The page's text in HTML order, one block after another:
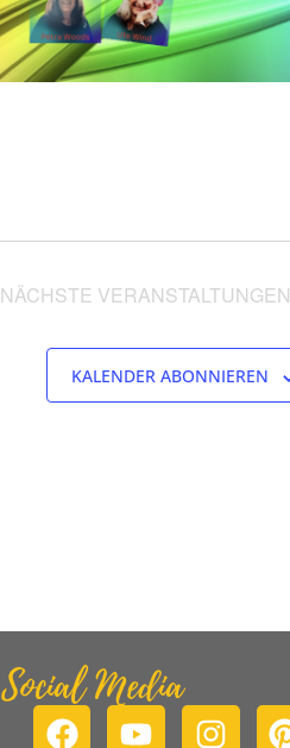
NÄCHSTE VERANSTALTUNGEN
KALENDER ABONNIEREN
Social Media